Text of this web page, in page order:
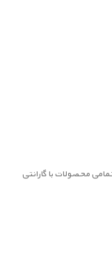
محصولات با گارانتی